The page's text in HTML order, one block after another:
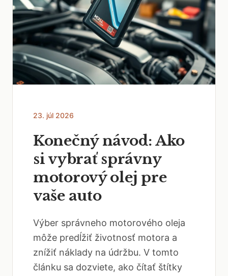
23. júl 2026
Konečný návod: Ako
si vybrať správny
motorový olej pre
vaše auto
Výber správneho motorového oleja
môže predĺžiť životnosť motora a
znížiť náklady na údržbu. V tomto
článku sa dozviete, ako čítať štítky